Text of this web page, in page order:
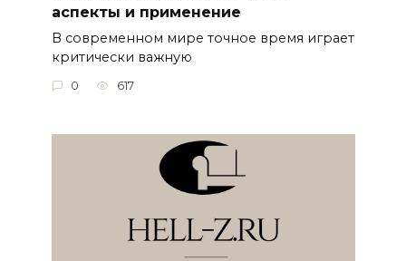
аспекты и применение
В современном мире точное время играет
критически важную
0 617